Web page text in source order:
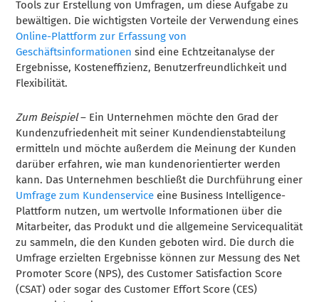
Tools zur Erstellung von Umfragen, um diese Aufgabe zu
bewältigen. Die wichtigsten Vorteile der Verwendung eines
Online-Plattform zur Erfassung von
Geschäftsinformationen sind eine Echtzeitanalyse der
Ergebnisse, Kosteneffizienz, Benutzerfreundlichkeit und
Flexibilität.
Zum Beispiel– Ein Unternehmen möchte den Grad der
Kundenzufriedenheit mit seiner Kundendienstabteilung
ermitteln und möchte außerdem die Meinung der Kunden
darüber erfahren, wie man kundenorientierter werden
kann. Das Unternehmen beschließt die Durchführung einer
Umfrage zum Kundenservice eine Business Intelligence-
Plattform nutzen, um wertvolle Informationen über die
Mitarbeiter, das Produkt und die allgemeine Servicequalität
zu sammeln, die den Kunden geboten wird. Die durch die
Umfrage erzielten Ergebnisse können zur Messung des Net
Promoter Score (NPS), des Customer Satisfaction Score
(CSAT) oder sogar des Customer Effort Score (CES)